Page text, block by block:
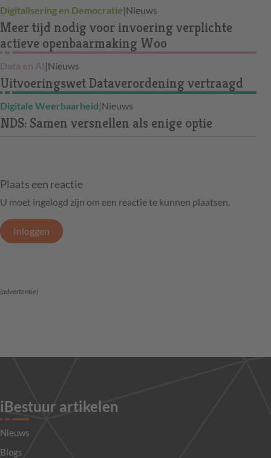
Digitalisering en Democratie|Nieuws
Meer tijd nodig voor invoering verplichte
actieve openbaarmaking Woo
Data en AI |Nieuws
Uitvoeringswet Dataverordening vertraagd
Digitale Weerbaarheid|Nieuws
NDS: Samen versnellen als enige optie
Plaats een reactie
U moet ingelogd zijn om een reactie te kunnen plaatsen.
Inloggen
(advertentie)
iBestuur artikelen
Nieuws
Blogs